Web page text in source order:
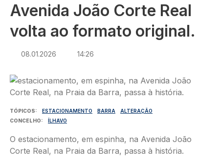
Avenida João Corte Real
volta ao formato original.
08.01.2026 14:26
Imagem
TÓPICOS ESTACIONAMENTO BARRA
ALTERAÇÃO
CONCELHO
ÍLHAVO
O estacionamento, em espinha, na Avenida João
Corte Real, na Praia da Barra, passa à história.